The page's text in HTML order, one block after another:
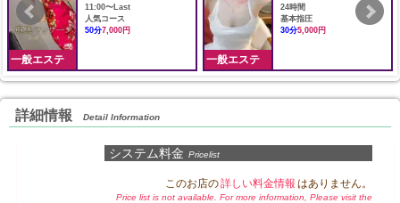
一般エステ
11:00〜Last
人気コース
50分7,000円
一般エステ
24時間
基本指圧
30分5,000円
詳細情報 Detail Information
システム料金 Pricelist
このお店の詳しい料金情報 はありません。
Price list is not available. For more information, Please visit the